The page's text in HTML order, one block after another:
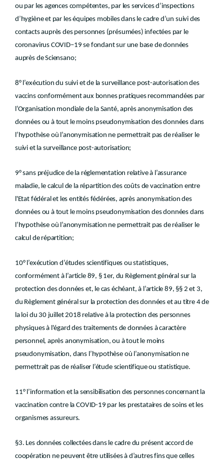
ou par les agences compétentes, par les services d’inspections
d’hygiène et par les équipes mobiles dans le cadre d’un suivi des
contacts auprès des personnes (présumées) infectées par le
coronavirus COVID–19 se fondant sur une base de données
auprès de Sciensano;
8° l’exécution du suivi et de la surveillance post-autorisation des
vaccins conformément aux bonnes pratiques recommandées par
l’Organisation mondiale de la Santé, après anonymisation des
données ou à tout le moins pseudonymisation des données dans
l’hypothèse où l’anonymisation ne permettrait pas de réaliser le
suivi et la surveillance post-autorisation;
9° sans préjudice de la réglementation relative à l’assurance
maladie, le calcul de la répartition des coûts de vaccination entre
l'Etat fédéral et les entités fédérées, après anonymisation des
données ou à tout le moins pseudonymisation des données dans
l’hypothèse où l’anonymisation ne permettrait pas de réaliser le
calcul de répartition;
10° l’exécution d’études scientifiques ou statistiques,
conformément à l’article 89, § 1er, du Règlement général sur la
protection des données et, le cas échéant, à l’article 89, §§ 2 et 3,
du Règlement général sur la protection des données et au titre 4 de
la loi du 30 juillet 2018 relative à la protection des personnes
physiques à l'égard des traitements de données à caractère
personnel, après anonymisation, ou à tout le moins
pseudonymisation, dans l’hypothèse où l’anonymisation ne
permettrait pas de réaliser l’étude scientifique ou statistique.
11° l’information et la sensibilisation des personnes concernant la
vaccination contre la COVID-19 par les prestataires de soins et les
organismes assureurs.
§3. Les données collectées dans le cadre du présent accord de
coopération ne peuvent être utilisées à d’autres fins que celles